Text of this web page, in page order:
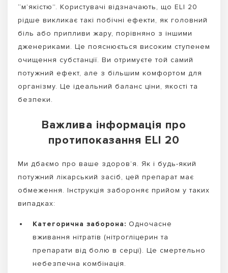
“м’якістю”. Користувачі відзначають, що ELI 20
рідше викликає такі побічні ефекти, як головний
біль або припливи жару, порівняно з іншими
дженериками. Це пояснюється високим ступенем
очищення субстанції. Ви отримуєте той самий
потужний ефект, але з більшим комфортом для
організму. Це ідеальний баланс ціни, якості та
безпеки.
Важлива інформація про
протипоказання ELI 20
Ми дбаємо про ваше здоров’я. Як і будь-який
потужний лікарський засіб, цей препарат має
обмеження. Інструкція забороняє прийом у таких
випадках:
Категорична заборона: Одночасне
вживання нітратів (нітрогліцерин та
препарати від болю в серці). Це смертельно
небезпечна комбінація.